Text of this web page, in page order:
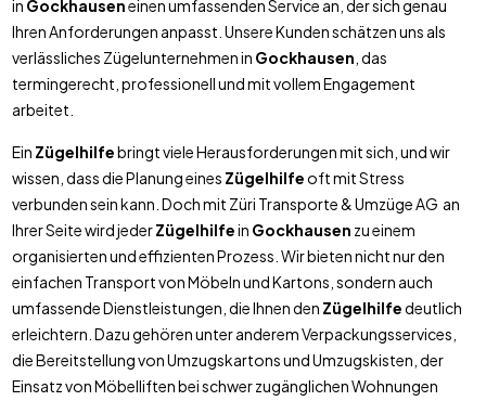
in Gockhauseneinen umfassenden Service an, der sich genau
Ihren Anforderungen anpasst. Unsere Kunden schätzen uns als
verlässliches Zügelunternehmen in Gockhausen , das
termingerecht, professionell und mit vollem Engagement
arbeitet.
Ein Zügelhilfebringt viele Herausforderungen mit sich, und wir
wissen, dass die Planung eines Zügelhilfeoft mit Stress
verbunden sein kann. Doch mit Züri Transporte & Umzüge AG an
Ihrer Seite wird jederZügelhilfein Gockhausen zu einem
organisierten und effizienten Prozess. Wir bieten nicht nur den
einfachen Transport von Möbeln und Kartons, sondern auch
umfassende Dienstleistungen, die Ihnen den Zügelhilfedeutlich
erleichtern. Dazu gehören unter anderem Verpackungsservices,
die Bereitstellung von Umzugskartons und Umzugskisten, der
Einsatz von Möbelliften bei schwer zugänglichen Wohnungen